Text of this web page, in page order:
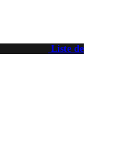
Liste de